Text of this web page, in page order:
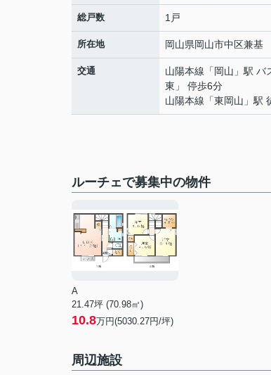
総戸数 1戸
所在地 岡山県岡山市中区兼基
交通 山陽本線 「 岡山 」駅 バ
東」 停歩6分
山陽本線 「東岡山 」駅
ルーチェで募集中の物件
A
21.47坪 (70.98㎡)
10.8万円(5030.27円/坪)
周辺施設